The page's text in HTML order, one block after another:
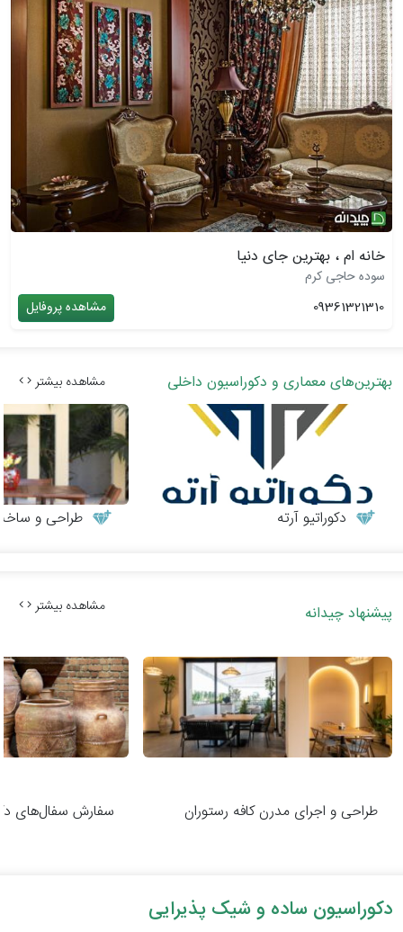
خانه ام ، بهترین جای دنیا
سوده حاجی کرم
09361321310
مشاهده پروفایل
بهترین‌های معماری و دکوراسیون داخلی مشاهده بیشتر
دکوراتیو آرته طراحی و ساخت
پیشنهاد چیدانه مشاهده بیشتر
طراحی و اجرای مدرن کافه رستوران سفارش سفال‌های
دکوراسیون ساده و شیک پذیرایی